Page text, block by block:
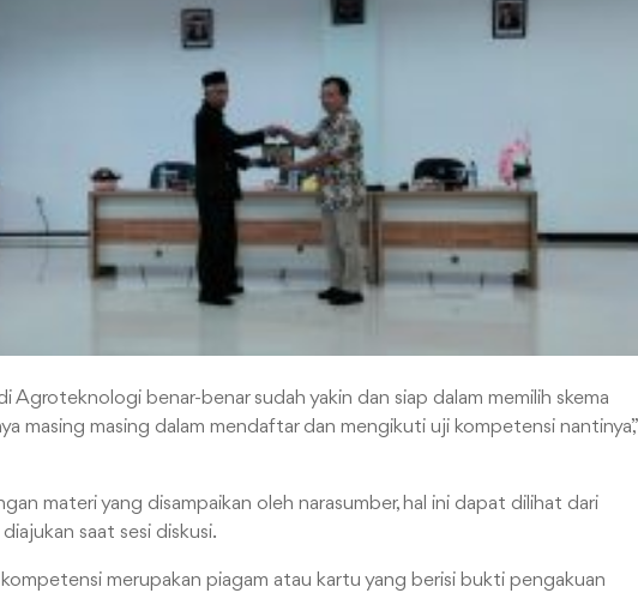
Agroteknologi benar-benar sudah yakin dan siap dalam memilih skema
masing masing dalam mendaftar dan mengikuti uji kompetensi nantinya,”
materi yang disampaikan oleh narasumber, hal ini dapat dilihat dari
saat sesi diskusi.
merupakan piagam atau kartu yang berisi bukti pengakuan